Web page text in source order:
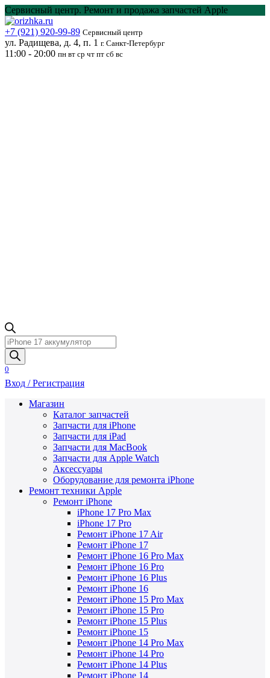
Перейти
к
содержанию
Сервисный центр. Ремонт и продажа запчастей Apple
+7 (921) 920-99-89 Сервисный центр
ул. Радищева, д. 4, п. 1 г. Санкт-Петербург
11:00 - 20:00 пн вт ср чт пт сб вс
Поиск
товаров
0
Вход / Регистрация
Магазин
Каталог запчастей
Запчасти для iPhone
Запчасти для iPad
Запчасти для MacBook
Запчасти для Apple Watch
Аксессуары
Оборудование для ремонта iPhone
Ремонт техники Apple
Ремонт iPhone
iPhone 17 Pro Max
iPhone 17 Pro
Ремонт iPhone 17 Air
Ремонт iPhone 17
Ремонт iPhone 16 Pro Max
Ремонт iPhone 16 Pro
Ремонт iPhone 16 Plus
Ремонт iPhone 16
Ремонт iPhone 15 Pro Max
Ремонт iPhone 15 Pro
Ремонт iPhone 15 Plus
Ремонт iPhone 15
Ремонт iPhone 14 Pro Max
Ремонт iPhone 14 Pro
Ремонт iPhone 14 Plus
Ремонт iPhone 14